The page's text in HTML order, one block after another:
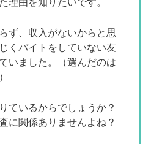
ず、収入がないからと思
くバイトをしていない友
いました。（選んだのは
ているからでしょうか？
に関係ありませんよね？